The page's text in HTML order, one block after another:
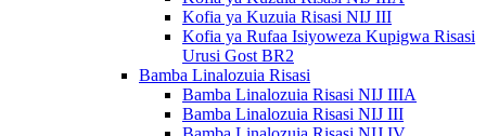
Kofia ya Kuzuia Risasi NIJ III
Kofia ya Rufaa Isiyoweza Kupigwa Risasi
Urusi Gost BR2
Bamba Linalozuia Risasi
Bamba Linalozuia Risasi NIJ IIIA
Bamba Linalozuia Risasi NIJ III